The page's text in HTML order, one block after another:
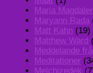
Maria
Maryann Rada
Matt Kahn (19)
Matthew Ward
Meddelande
Meditationer
Melchizedek